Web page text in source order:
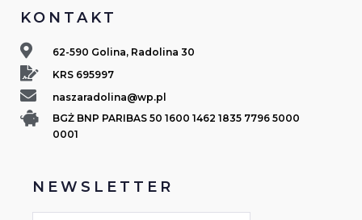
KONTAKT
62-590 Golina, Radolina 30
KRS 695997
naszaradolina@wp.pl
BGŻ BNP PARIBAS 50 1600 1462 1835 7796 5000
0001
NEWSLETTER